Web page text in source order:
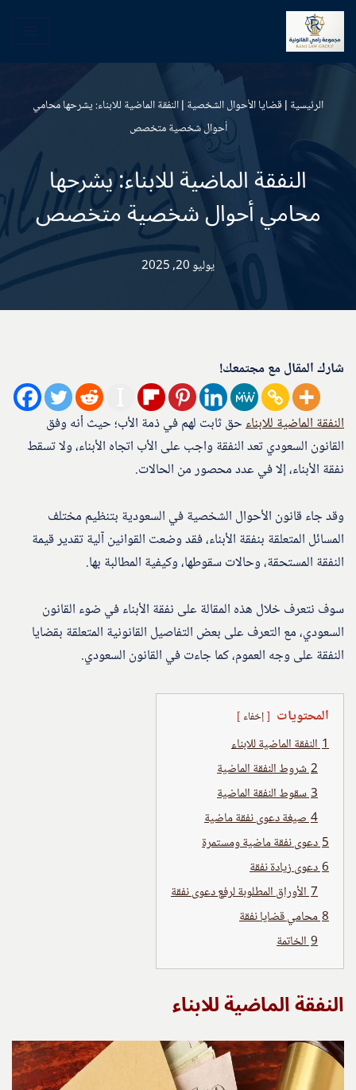
تخطى
إلى
الرئيسية |قضايا الأحوال الشخصية |النفقة الماضية للابناء: يشرحها محامي
أحوال شخصية متخصص
النفقة الماضية للابناء: يشرحها
محامي أحوال شخصية متخصص
يوليو 20, 2025
شارك المقال مع مجتمعك!
النفقة الماضية للابناءحق ثابت لهم في ذمة الأب؛ حيث أنه وفق
القانون السعودي تعد النفقة واجب على الأب اتجاه الأبناء، ولا تسقط
نفقة الأبناء، إلا في عدد محصور من الحالات.
وقد جاء قانون الأحوال الشخصية في السعودية بتنظيم مختلف
المسائل المتعلقة بنفقة الأبناء، فقد وضعت القوانين آلية تقدير قيمة
النفقة المستحقة، وحالات سقوطها، وكيفية المطالبة بها.
سوف نتعرف خلال هذه المقالة على نفقة الأبناء في ضوء القانون
السعودي، مع التعرف على بعض التفاصيل القانونية المتعلقة بقضايا
النفقة على وجه العموم، كما جاءت في القانون السعودي.
المحتويات إخفاء
1النفقة الماضية للابناء
2شروط النفقة الماضية
3سقوط النفقة الماضية
4صيغة دعوى نفقة ماضية
5دعوى نفقة ماضية ومستمرة
6دعوى زيادة نفقة
7الأوراق المطلوبة لرفع دعوى نفقة
8محامي قضايا نفقة
9الخاتمة
النفقة الماضية للابناء